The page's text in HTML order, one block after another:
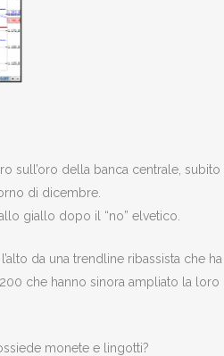
sull’oro della banca centrale, subito
di dicembre.
giallo dopo il “no” elvetico.
da una trendline ribassista che ha
che hanno sinora ampliato la loro
monete e lingotti?